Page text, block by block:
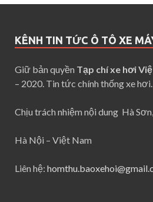
KÊNH TIN TỨC Ô TÔ XE
Giữ bản quyền Tạp chí xe hơi
– 2020. Tin tức chính thống xe hơi.
Chịu trách nhiệm nội dung Hà
Hà Nội – Việt Nam
Liên hệ: